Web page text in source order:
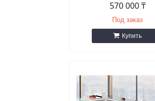
570 000 ₸
Под заказ
Купить